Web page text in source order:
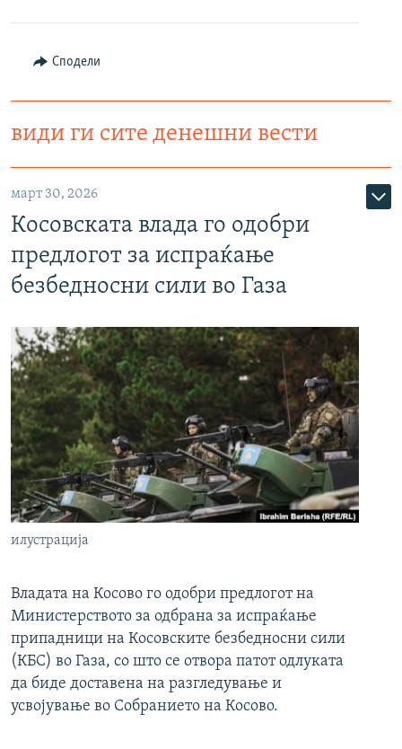
Сподели
види ги сите денешни вести
март 30, 2026
Косовската влада го одобри
предлогот за испраќање
безбедносни сили во Газа
илустрација
Владата на Косово го одобри предлогот на
Министерството за одбрана за испраќање
припадници на Косовските безбедносни сили
(КБС) во Газа, со што се отвора патот одлуката
да биде доставена на разгледување и
усвојување во Собранието на Косово.